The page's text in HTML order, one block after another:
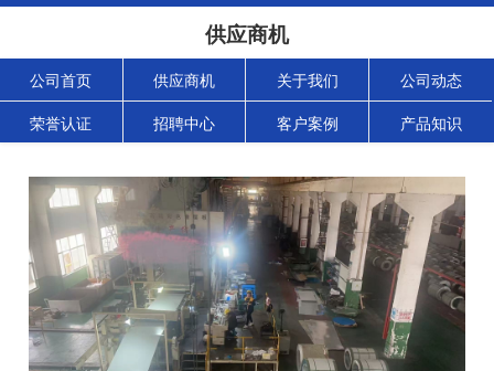
供应商机
公司首页 供应商机 关于我们 公司动态
荣誉认证 招聘中心 客户案例 产品知识